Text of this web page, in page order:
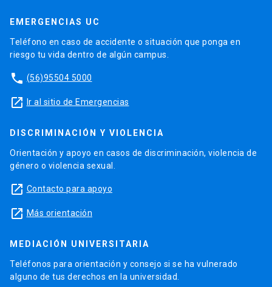
EMERGENCIAS UC
Teléfono en caso de accidente o situación que ponga en
riesgo tu vida dentro de algún campus.
phone (56)95504 5000
launch Ir al sitio de Emergencias
DISCRIMINACIÓN Y VIOLENCIA
Orientación y apoyo en casos de discriminación, violencia de
género o violencia sexual.
launch Contacto para apoyo
launch Más orientación
MEDIACIÓN UNIVERSITARIA
Teléfonos para orientación y consejo si se ha vulnerado
alguno de tus derechos en la universidad.